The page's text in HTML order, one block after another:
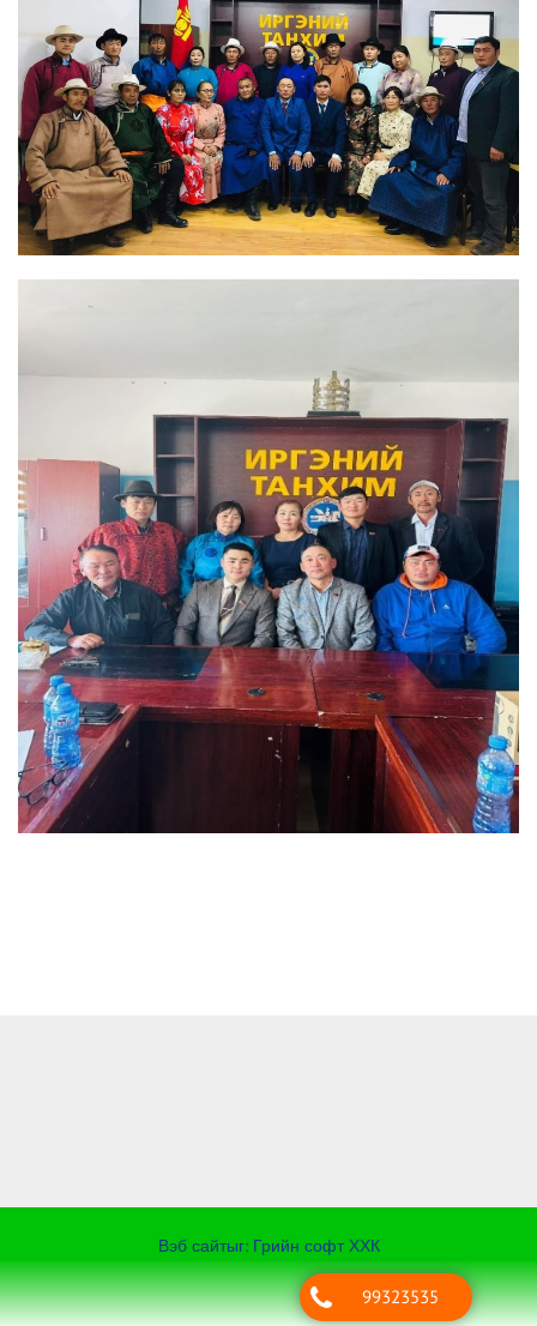
Вэб сайтыг: Грийн софт ХХК
Дуудлагын төв 99323535